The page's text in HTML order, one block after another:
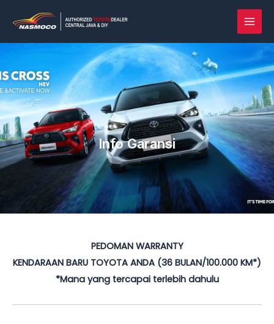
konten
Info Garansi
PEDOMAN WARRANTY
KENDARAAN BARU TOYOTA ANDA (36 BULAN/100.000 KM*)
*Mana yang tercapai terlebih dahulu